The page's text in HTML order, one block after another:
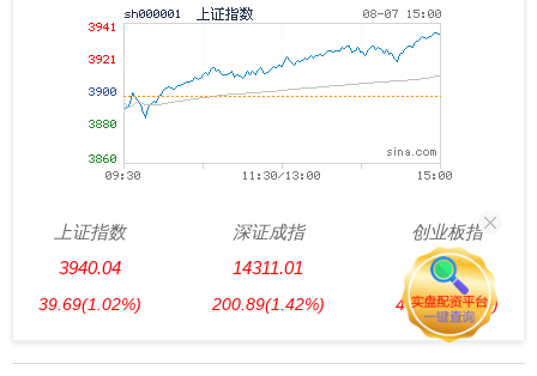
上证指数
3940.04
39.69(1.02%)
深证成指
14311.01
200.89(1.42%)
创业板指
3563.12
47.56(1.35%)